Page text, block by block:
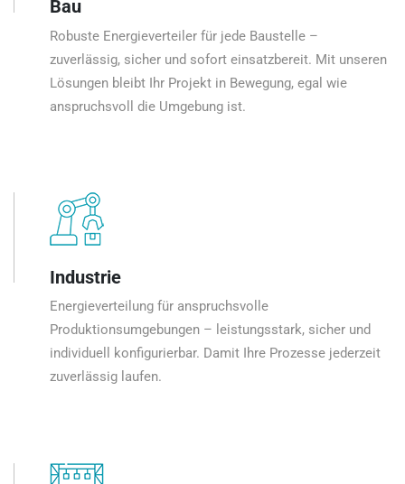
Bau
Robuste Energieverteiler für jede Baustelle –
zuverlässig, sicher und sofort einsatzbereit. Mit unseren
Lösungen bleibt Ihr Projekt in Bewegung, egal wie
anspruchsvoll die Umgebung ist.
Industrie
Energieverteilung für anspruchsvolle
Produktionsumgebungen – leistungsstark, sicher und
individuell konfigurierbar. Damit Ihre Prozesse jederzeit
zuverlässig laufen.